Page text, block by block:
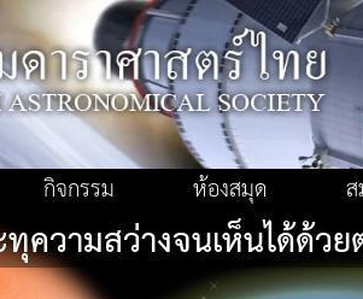
กิจกรรม ห้องสมุด
ความสว่างจนเห็นได้ด้วย